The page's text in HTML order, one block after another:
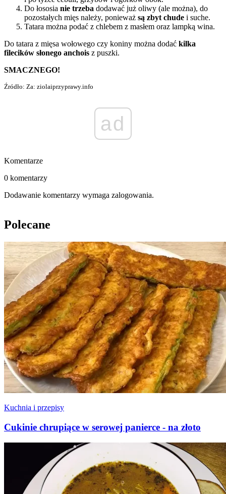
Do łososia nie trzeba dodawać już oliwy (ale można), do
pozostałych mięs należy, ponieważ są zbyt chude i suche.
Tatara można podać z chlebem z masłem oraz lampką wina.
Do tatara z mięsa wołowego czy koniny można dodać kilka
filecików słonego anchois z puszki.
SMACZNEGO!
Źródło: Za: ziolaiprzyprawy.info
ad
Komentarze
0 komentarzy
Dodawanie komentarzy wymaga zalogowania.
Polecane
Kuchnia i przepisy
Cukinie chrupiące w serowej panierce - na złoto